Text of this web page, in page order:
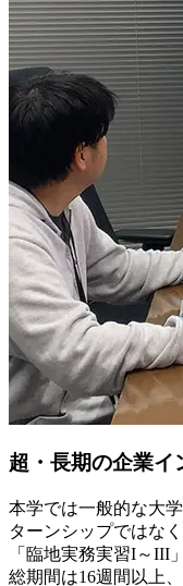
超・長期の企業イ
本学では一般的な大
ターンシップではな
「臨地実務実習I～III
総期間は16週間以上